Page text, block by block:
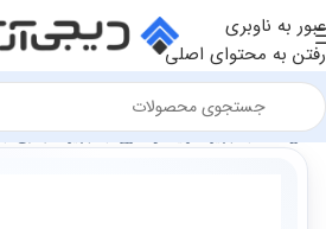
عبور به ناوبری
رفتن به محتوای اصلی
فروشگاه تجهیزات رایانه و اداری تجهیزات جانبی